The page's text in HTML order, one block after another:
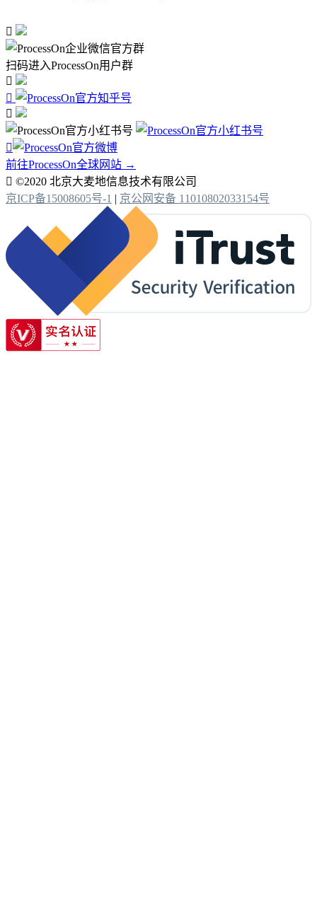

扫码进入ProcessOn用户群




前往ProcessOn全球网站 →
 ©2020 北京大麦地信息技术有限公司
京ICP备15008605号-1 | 京公网安备 11010802033154号